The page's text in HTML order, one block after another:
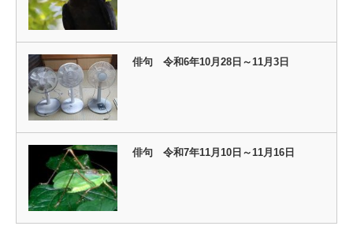
俳句 令和6年10月28日～11月3日
俳句 令和7年11月10日～11月16日